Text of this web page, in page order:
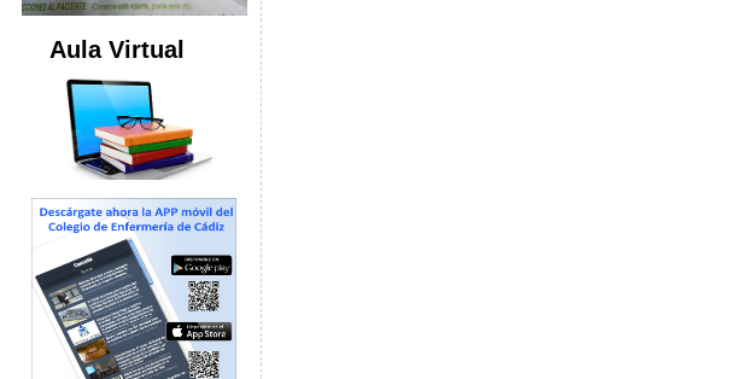
Aula Virtual